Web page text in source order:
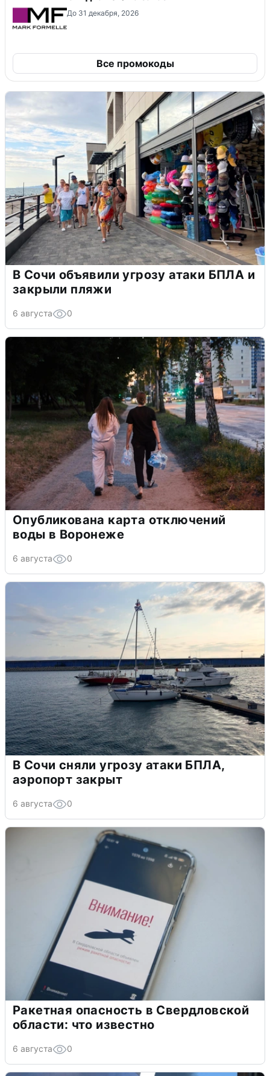
До 31 декабря, 2026
Все промокоды
В Сочи объявили угрозу атаки БПЛА и
закрыли пляжи
6 августа 0
Опубликована карта отключений
воды в Воронеже
6 августа 0
В Сочи сняли угрозу атаки БПЛА,
аэропорт закрыт
6 августа 0
Ракетная опасность в Свердловской
области: что известно
6 августа 0